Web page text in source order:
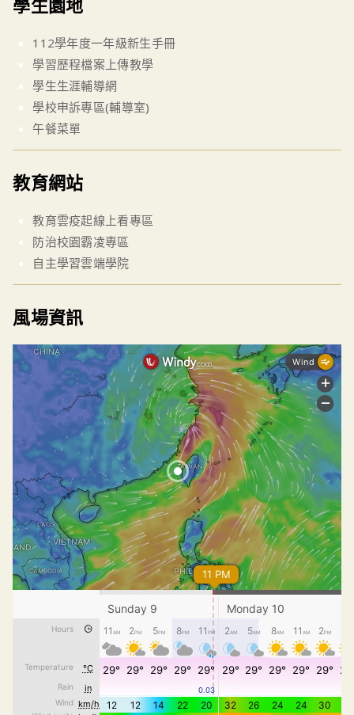
學生園地
112學年度一年級新生手冊
學習歷程檔案上傳教學
學生生涯輔導網
學校申訴專區(輔導室)
午餐菜單
教育網站
教育雲疫起線上看專區
防治校園霸凌專區
自主學習雲端學院
風場資訊